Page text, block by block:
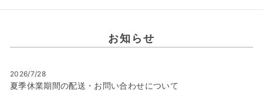
お知らせ
2026/7/28
夏季休業期間の配送・お問い合わせについて